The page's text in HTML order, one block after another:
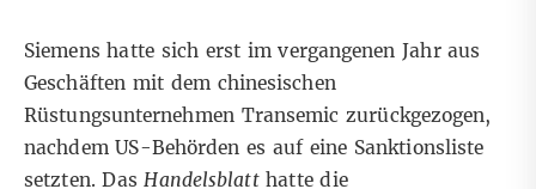
Siemens hatte sich erst im vergangenen Jahraus
Geschäften mit dem chinesischen
Rüstungsunternehmen Transemic zurückgezogen,
nachdem US-Behörden es auf eine Sanktionsliste
setzten. Das Handelsblatthatte die